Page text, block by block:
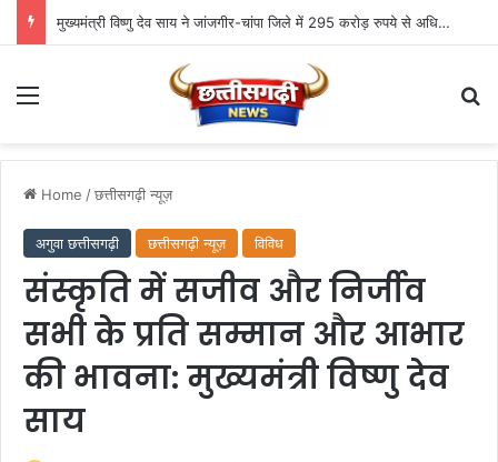
मुख्यमंत्री विष्णु देव साय ने जांजगीर-चांपा जिले में 295 करोड़ रुपये से अधिक के 341 विकास कार्यों का किया लोकार्पण एवं भूमिपूजन
Menu
Home /छत्तीसगढ़ी न्यूज़
अगुवा छत्तीसगढ़ी छत्तीसगढ़ी न्यूज़ विविध
संस्कृति में सजीव और निर्जीव
सभी के प्रति सम्मान और आभार
की भावना: मुख्यमंत्री विष्णु देव
साय